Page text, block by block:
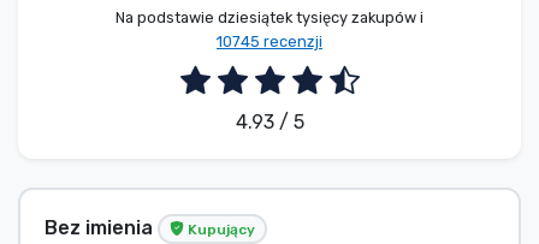
Na podstawie dziesiątek tysięcy zakupów i
10745 recenzji
4.93 / 5
Bez imienia Kupujący